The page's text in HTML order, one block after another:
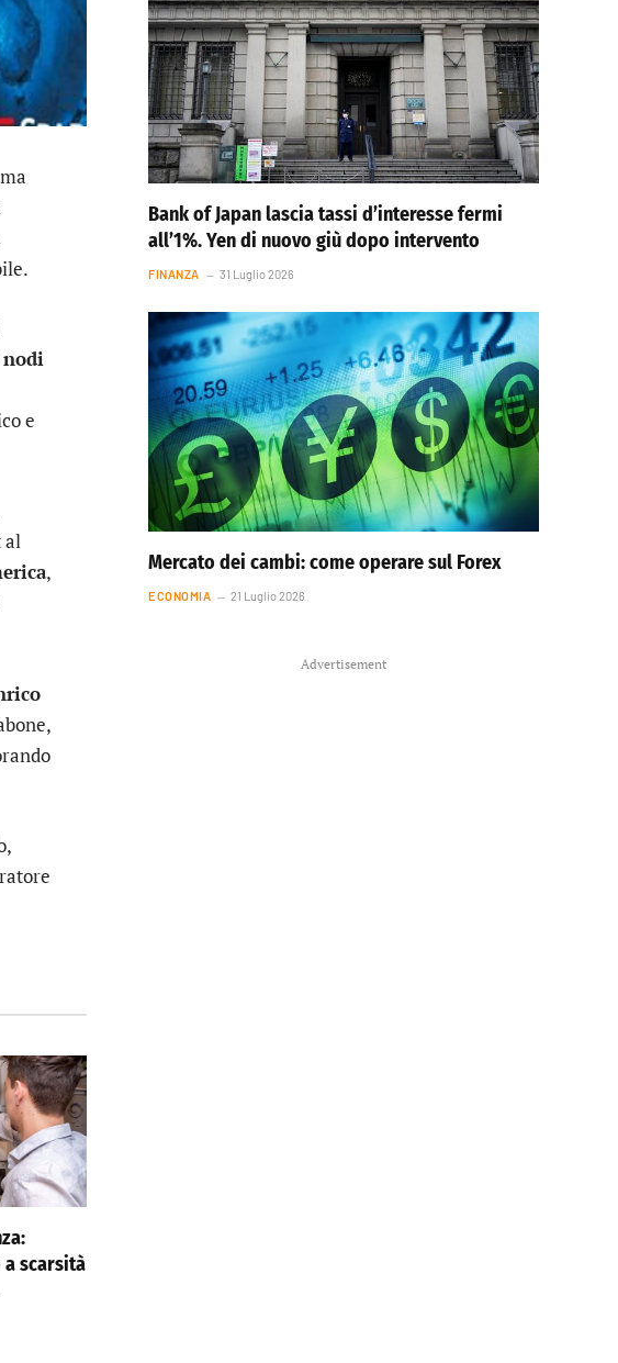
nodi
e
al
,
scarsità
Bank of Japan lascia tassi d’interesse fermi
all’1%. Yen di nuovo giù dopo intervento
FINANZA 31 Luglio 2026
Mercato dei cambi: come operare sul Forex
ECONOMIA 21 Luglio 2026
Advertisement